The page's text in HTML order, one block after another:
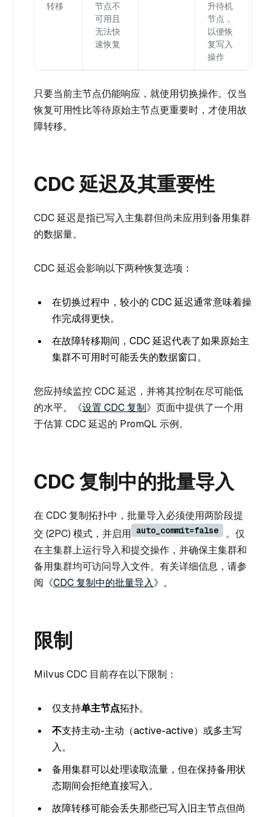
转移
节点不
可用且
无法快
速恢复
升待机
节点，
以便恢
复写入
操作
只要当前主节点仍能响应，就使用切换操作。仅当
恢复可用性比等待原始主节点更重要时，才使用故
障转移。
CDC 延迟及其重要性
CDC 延迟是指已写入主集群但尚未应用到备用集群
的数据量。
CDC 延迟会影响以下两种恢复选项：
在切换过程中，较小的 CDC 延迟通常意味着操
作完成得更快。
在故障转移期间，CDC 延迟代表了如果原始主
集群不可用时可能丢失的数据窗口。
您应持续监控 CDC 延迟，并将其控制在尽可能低
的水平。《设置 CDC 复制》页面中提供了一个用
于估算 CDC 延迟的 PromQL 示例。
CDC 复制中的批量导入
在 CDC 复制拓扑中，批量导入必须使用两阶段提
交 (2PC) 模式，并启用 auto_commit=false
。仅
在主集群上运行导入和提交操作，并确保主集群和
备用集群均可访问导入文件。有关详细信息，请参
阅《CDC 复制中的批量导入》。
限制
Milvus CDC 目前存在以下限制：
仅支持单主节点拓扑。
不支持主动-主动（active-active）或多主写
入。
备用集群可以处理读取流量，但在保持备用状
态期间会拒绝直接写入。
故障转移可能会丢失那些已写入旧主节点但尚